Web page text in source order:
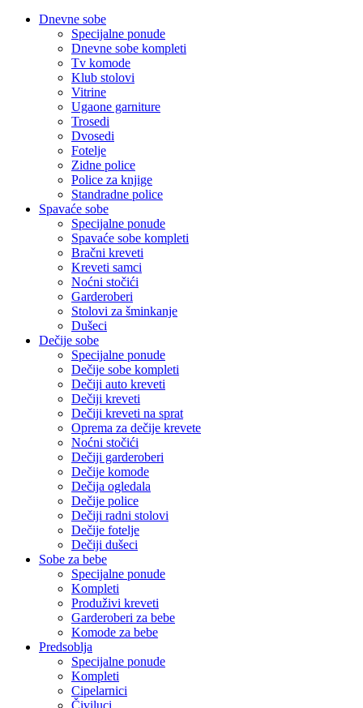
Dnevne sobe
Specijalne ponude
Dnevne sobe kompleti
Tv komode
Klub stolovi
Vitrine
Ugaone garniture
Trosedi
Dvosedi
Fotelje
Zidne police
Police za knjige
Standradne police
Spavaće sobe
Specijalne ponude
Spavaće sobe kompleti
Bračni kreveti
Kreveti samci
Noćni stočići
Garderoberi
Stolovi za šminkanje
Dušeci
Dečije sobe
Specijalne ponude
Dečije sobe kompleti
Dečiji auto kreveti
Dečiji kreveti
Dečiji kreveti na sprat
Oprema za dečije krevete
Noćni stočići
Dečiji garderoberi
Dečije komode
Dečija ogledala
Dečije police
Dečiji radni stolovi
Dečije fotelje
Dečiji dušeci
Sobe za bebe
Specijalne ponude
Kompleti
Produživi kreveti
Garderoberi za bebe
Komode za bebe
Predsoblja
Specijalne ponude
Kompleti
Cipelarnici
Čiviluci